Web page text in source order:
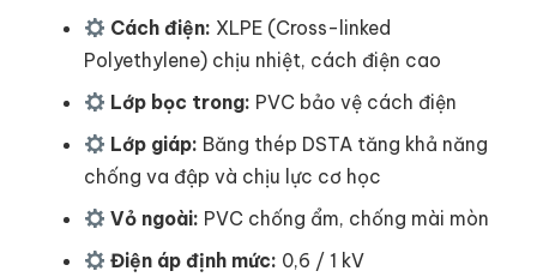
Cách điện: XLPE (Cross-linked
Polyethylene) chịu nhiệt, cách điện cao
Lớp bọc trong: PVC bảo vệ cách điện
Lớp giáp: Băng thép DSTA tăng khả năng
chống va đập và chịu lực cơ học
Vỏ ngoài: PVC chống ẩm, chống mài mòn
Điện áp định mức: 0,6 / 1 kV